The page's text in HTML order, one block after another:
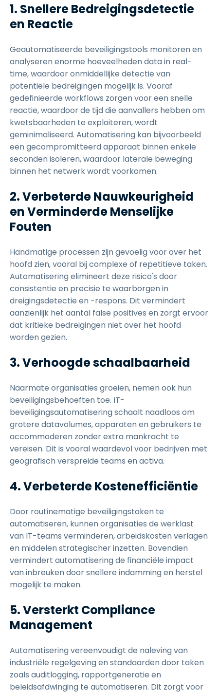
1. Snellere Bedreigingsdetectie
en Reactie
Geautomatiseerde beveiligingstools monitoren en
analyseren enorme hoeveelheden data in real-
time, waardoor onmiddellijke detectie van
potentiële bedreigingen mogelijk is. Vooraf
gedefinieerde workflows zorgen voor een snelle
reactie, waardoor de tijd die aanvallers hebben om
kwetsbaarheden te exploiteren, wordt
geminimaliseerd. Automatisering kan bijvoorbeeld
een gecompromitteerd apparaat binnen enkele
seconden isoleren, waardoor laterale beweging
binnen het netwerk wordt voorkomen.
2. Verbeterde Nauwkeurigheid
en Verminderde Menselijke
Fouten
Handmatige processen zijn gevoelig voor over het
hoofd zien, vooral bij complexe of repetitieve taken.
Automatisering elimineert deze risico's door
consistentie en precisie te waarborgen in
dreigingsdetectie en -respons. Dit vermindert
aanzienlijk het aantal false positives en zorgt ervoor
dat kritieke bedreigingen niet over het hoofd
worden gezien.
3. Verhoogde schaalbaarheid
Naarmate organisaties groeien, nemen ook hun
beveiligingsbehoeften toe. IT-
beveiligingsautomatisering schaalt naadloos om
grotere datavolumes, apparaten en gebruikers te
accommoderen zonder extra mankracht te
vereisen. Dit is vooral waardevol voor bedrijven met
geografisch verspreide teams en activa.
4. Verbeterde Kostenefficiëntie
Door routinematige beveiligingstaken te
automatiseren, kunnen organisaties de werklast
van IT-teams verminderen, arbeidskosten verlagen
en middelen strategischer inzetten. Bovendien
vermindert automatisering de financiële impact
van inbreuken door snellere indamming en herstel
mogelijk te maken.
5. Versterkt Compliance
Management
Automatisering vereenvoudigt de naleving van
industriële regelgeving en standaarden door taken
zoals auditlogging, rapportgeneratie en
beleidsafdwinging te automatiseren. Dit zorgt voor